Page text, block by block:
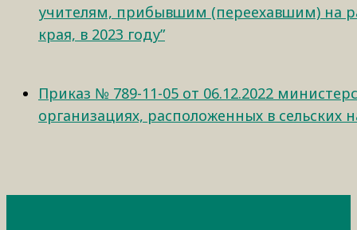
учителям, прибывшим (переехавшим) на
края, в 2023 году”
Приказ № 789-11-05 от 06.12.2022
организациях, расположенных в сельских